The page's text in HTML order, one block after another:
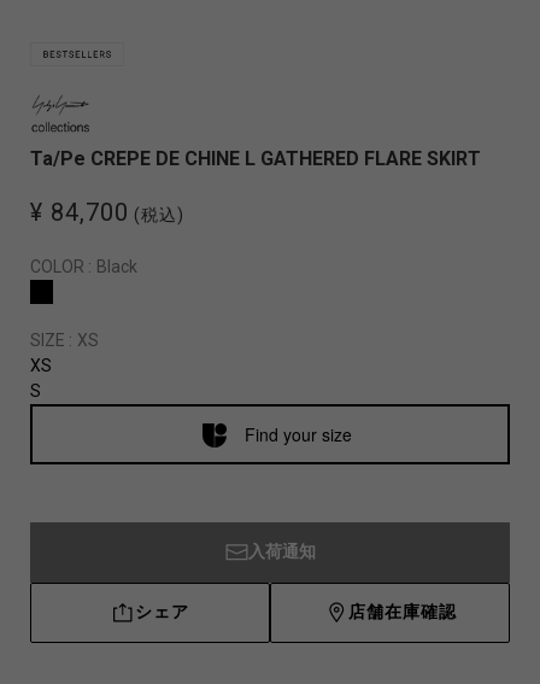
Ta/Pe CREPE DE CHINE L GATHERED FLARE SKIRT
¥ 84,700 (税込)
COLOR : Black
SIZE : XS
XS
S
Find your size
入荷通知
シェア 店舗在庫確認